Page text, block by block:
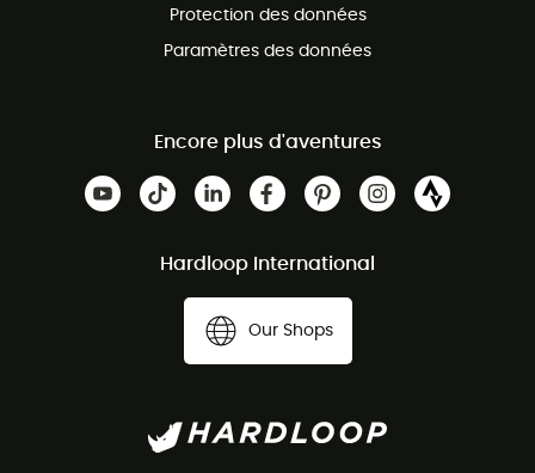
Protection des données
Paramètres des données
Encore plus d'aventures
Hardloop International
Our Shops